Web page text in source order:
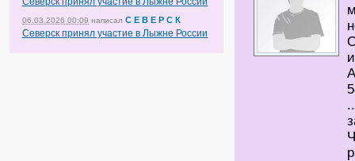
06.03.2026 00:09 написал С Е В Е Р С К
Северск принял участие в Лыжне России